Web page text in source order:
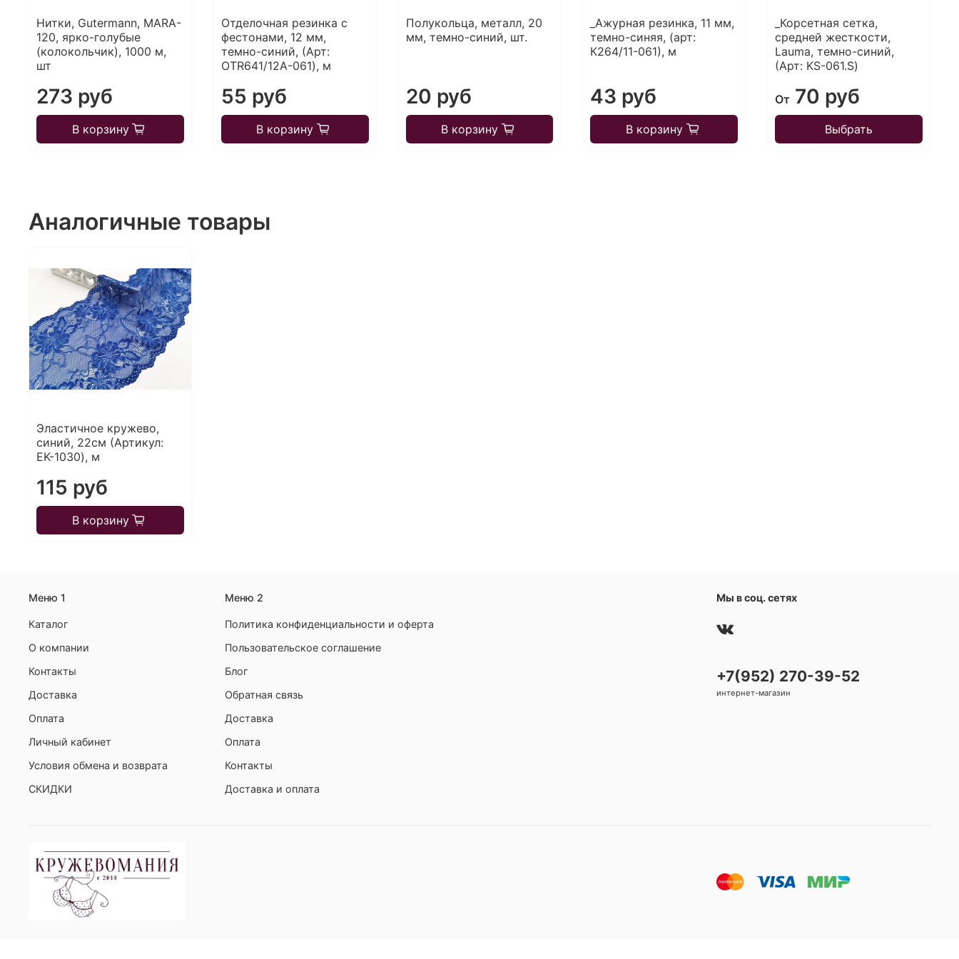
Нитки, Gutermann, MARA-
120, ярко-голубые
(колокольчик), 1000 м,
шт
273 руб
В корзину
Отделочная резинка с
фестонами, 12 мм,
темно-синий, (Арт:
OTR641/12A-061), м
55 руб
В корзину
Полукольца, металл, 20
мм, темно-синий, шт.
20 руб
В корзину
_Ажурная резинка, 11 мм,
темно-синяя, (арт:
К264/11-061), м
43 руб
В корзину
_Корсетная сетка,
средней жесткости,
Lauma, темно-синий,
(Арт: KS-061.S)
От 70 руб
Выбрать
Аналогичные товары
Эластичное кружево,
синий, 22см (Артикул:
EK-1030), м
115 руб
В корзину
Меню 1
Каталог
О компании
Контакты
Доставка
Оплата
Личный кабинет
Условия обмена и возврата
СКИДКИ
Меню 2
Политика конфиденциальности и оферта
Пользовательское соглашение
Блог
Обратная связь
Доставка
Оплата
Контакты
Доставка и оплата
Мы в соц. сетях
+7(952) 270-39-52
интернет-магазин